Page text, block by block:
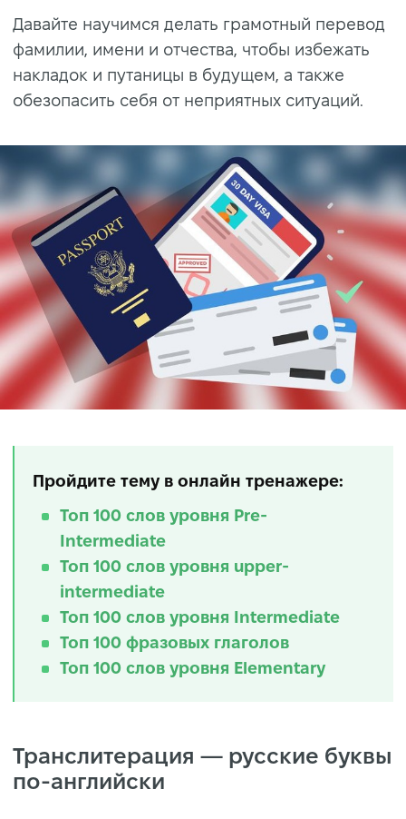
Давайте научимся делать грамотный перевод
фамилии, имени и отчества, чтобы избежать
накладок и путаницы в будущем, а также
обезопасить себя от неприятных ситуаций.
Пройдите тему в онлайн тренажере:
Топ 100 слов уровня Pre-
Intermediate
Топ 100 слов уровня upper-
intermediate
Топ 100 слов уровня Intermediate
Топ 100 фразовых глаголов
Топ 100 слов уровня Elementary
Транслитерация — русские буквы
по-английски